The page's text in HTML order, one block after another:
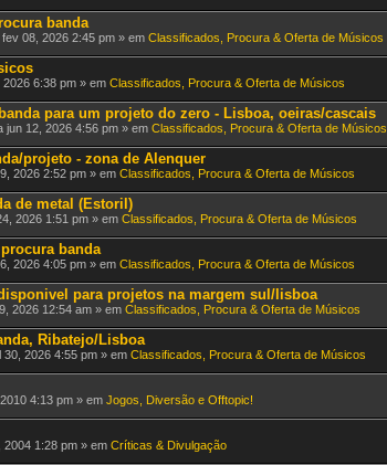
banda
08, 2026 2:45 pm » em Classificados, Procura & Oferta de Músicos
6:38 pm » em Classificados, Procura & Oferta de Músicos
para um projeto do zero - Lisboa, oeiras/cascais
jun 12, 2026 4:56 pm » em Classificados, Procura & Oferta de Músicos
projeto - zona de Alenquer
2026 2:52 pm » em Classificados, Procura & Oferta de Músicos
de metal (Estoril)
2026 1:51 pm » em Classificados, Procura & Oferta de Músicos
banda
2026 4:05 pm » em Classificados, Procura & Oferta de Músicos
para projetos na margem sul/lisboa
2026 12:54 am » em Classificados, Procura & Oferta de Músicos
Ribatejo/Lisboa
30, 2026 4:55 pm » em Classificados, Procura & Oferta de Músicos
4:13 pm » em Jogos, Diversão e Offtopic!
2004 1:28 pm » em Críticas & Divulgação